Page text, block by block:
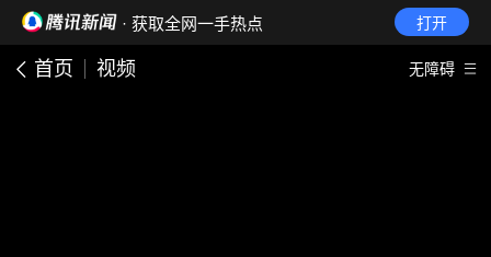
· 获取全网一手热点 打开
首页 视频 无障碍